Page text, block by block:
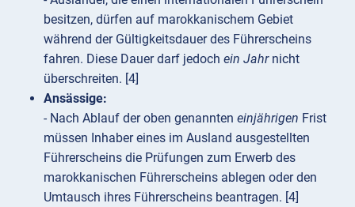
besitzen, dürfen auf marokkanischem Gebiet
während der Gültigkeitsdauer des Führerscheins
fahren. Diese Dauer darf jedoch ein Jahrnicht
überschreiten. [4]
Ansässige:
- Nach Ablauf der oben genannten einjährigen Frist
müssen Inhaber eines im Ausland ausgestellten
Führerscheins die Prüfungen zum Erwerb des
marokkanischen Führerscheins ablegen oder den
Umtausch ihres Führerscheins beantragen. [4]